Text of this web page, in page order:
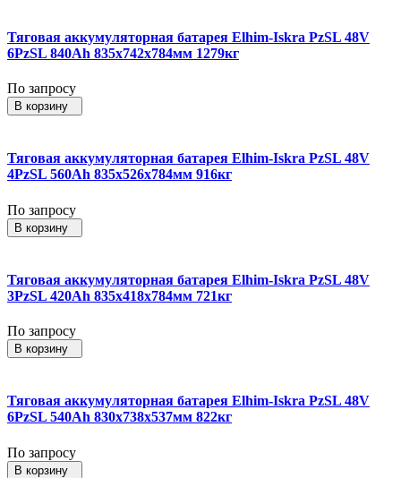
Тяговая аккумуляторная батарея Elhim-Iskra PzSL 48V
6PzSL 840Ah 835x742x784мм 1279кг
По запросу
В корзину
Тяговая аккумуляторная батарея Elhim-Iskra PzSL 48V
4PzSL 560Ah 835x526x784мм 916кг
По запросу
В корзину
Тяговая аккумуляторная батарея Elhim-Iskra PzSL 48V
3PzSL 420Ah 835x418x784мм 721кг
По запросу
В корзину
Тяговая аккумуляторная батарея Elhim-Iskra PzSL 48V
6PzSL 540Ah 830x738x537мм 822кг
По запросу
В корзину